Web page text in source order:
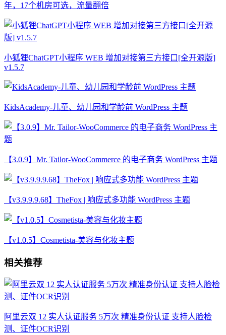
年，17个机房可选，流量翻倍
小狐狸ChatGPT小程序 WEB 增加对接第三方接口[全开源版]
v1.5.7
KidsAcademy-儿童、幼儿园和学龄前 WordPress 主题
【3.0.9】Mr. Tailor-WooCommerce 的电子商务 WordPress 主题
【v3.9.9.9.68】TheFox | 响应式多功能 WordPress 主题
【v1.0.5】Cosmetista-美容与化妆主题
相关推荐
阿里云双 12 实人认证服务 5万次 精准身份认证 支持人脸检
测、证件OCR识别